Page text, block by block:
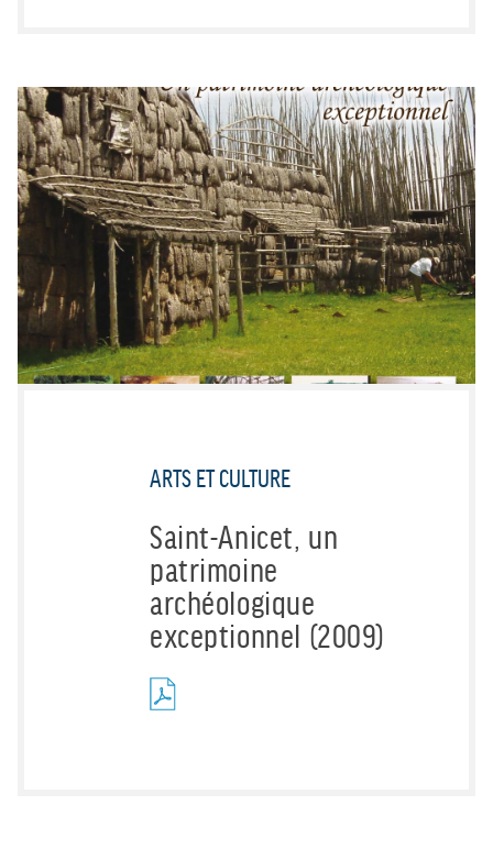
ARTS ET CULTURE
Saint-Anicet, un
patrimoine
archéologique
exceptionnel (2009)